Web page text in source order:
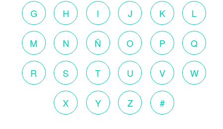
G H I J K L
M N Ñ O P Q
R S T U V W
X Y Z #